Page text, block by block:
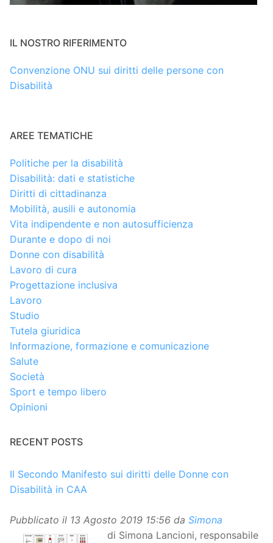
IL NOSTRO RIFERIMENTO
Convenzione ONU sui diritti delle persone con
Disabilità
AREE TEMATICHE
Politiche per la disabilità
Disabilità: dati e statistiche
Diritti di cittadinanza
Mobilità, ausili e autonomia
Vita indipendente e non autosufficienza
Durante e dopo di noi
Donne con disabilità
Lavoro di cura
Progettazione inclusiva
Lavoro
Studio
Tutela giuridica
Informazione, formazione e comunicazione
Salute
Società
Sport e tempo libero
Opinioni
RECENT POSTS
Il Secondo Manifesto sui diritti delle Donne con
Disabilità in CAA
Pubblicato il 13 Agosto 2019 15:56 da Simona
di Simona Lancioni, responsabile